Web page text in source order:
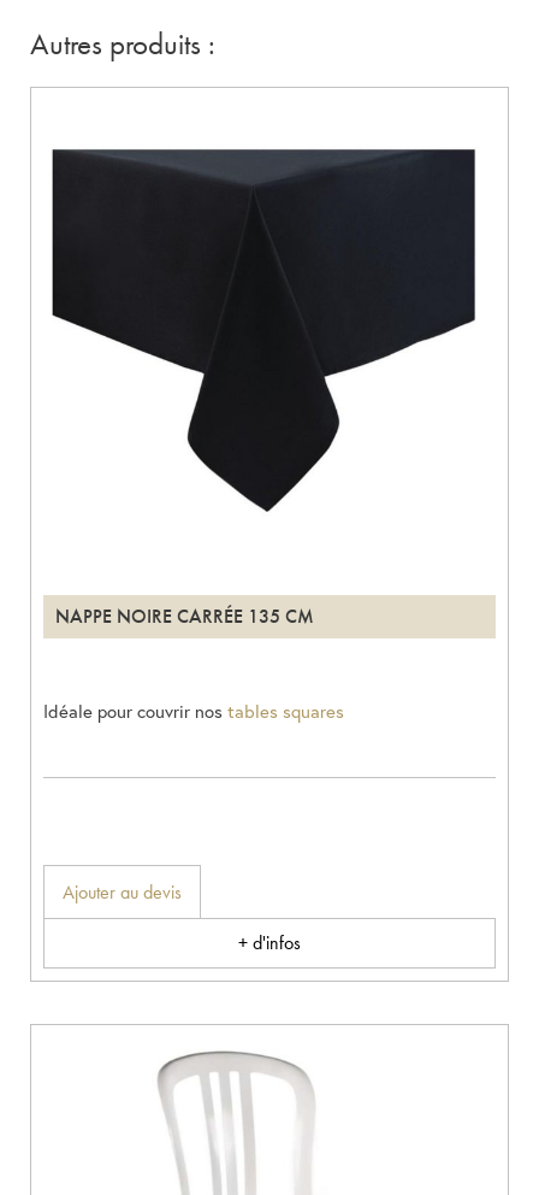
Autres produits :
NAPPE NOIRE CARRÉE 135 CM
Idéale pour couvrir nos tables squares
Ajouter au devis
+ d'infos